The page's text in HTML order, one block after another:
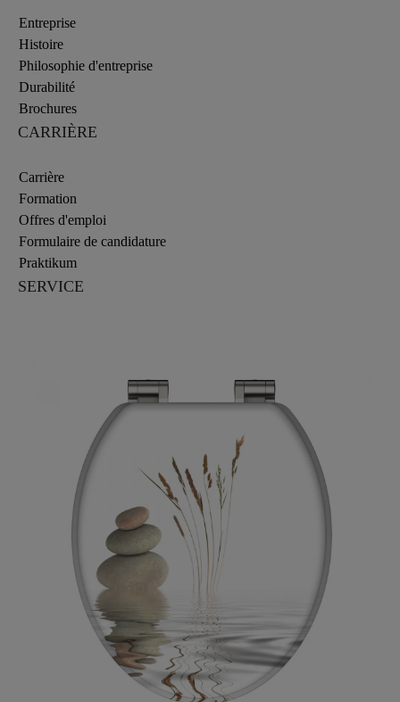
Entreprise
Histoire
Philosophie d'entreprise
Durabilité
Brochures
CARRIÈRE
Carrière
Formation
Offres d'emploi
Formulaire de candidature
Praktikum
SERVICE